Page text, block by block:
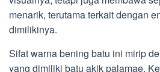
menarik, terutama terkait dengan
dimilikinya.
Sifat warna bening batu ini mirip
yang dimiliki batu akik palamae.